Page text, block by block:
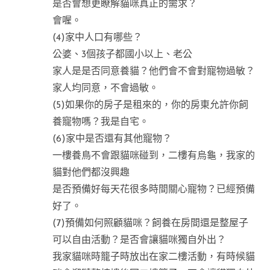
是否會想更瞭解貓咪真正的需求？
會喔。
(4)家中人口有哪些？
公婆、3個孩子都國小以上、老公
家人是是否同意養貓？他們會不會對寵物過敏？
家人均同意，不會過敏。
(5)如果你的房子是租來的，你的房東允許你飼
養寵物嗎？我是自宅。
(6)家中是否還有其他寵物？
一樓養鳥不會跟貓咪碰到，二樓有烏龜，我家的
貓對他們都沒興趣
是否預備好每天花很多時間關心寵物？已經預備
好了。
(7)預備如何照顧貓咪？飼養在房間還是整屋子
可以自由活動？是否會讓貓咪獨自外出？
我家貓咪時籠子時放出在家二樓活動，有時候貓